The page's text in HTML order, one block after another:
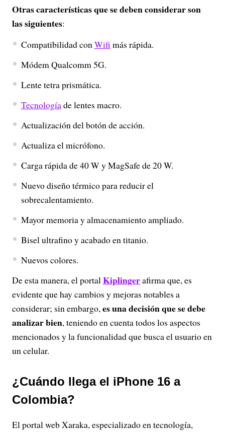
Otras características que se deben considerar son
las siguientes:
Compatibilidad conWifi más rápida.
Módem Qualcomm 5G.
Lente tetra prismática.
Tecnologíade lentes macro.
Actualización del botón de acción.
Actualiza el micrófono.
Carga rápida de 40 W y MagSafe de 20 W.
Nuevo diseño térmico para reducir el
sobrecalentamiento.
Mayor memoria y almacenamiento ampliado.
Bisel ultrafino y acabado en titanio.
Nuevos colores.
De esta manera, el portalKiplingerafirma que, es
evidente que hay cambios y mejoras notables a
considerar; sin embargo,es una decisión que se debe
analizar bien, teniendo en cuenta todos los aspectos
mencionados y la funcionalidad que busca el usuario en
un celular.
¿Cuándo llega el iPhone 16 a
Colombia?
El portal web Xaraka, especializado en tecnología,